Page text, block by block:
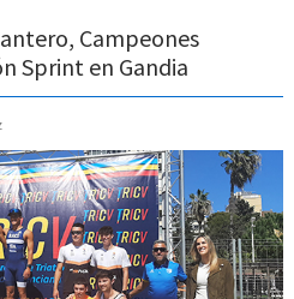
Campeones
Sprint en Gandia